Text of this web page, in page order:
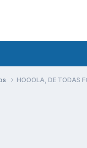
HOOOLA, DE TODAS